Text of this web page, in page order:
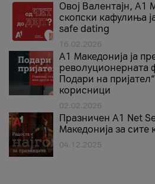
Овој Валентајн, A1
скопски кафулиња
safe dating
16.02.2026
А1 Македонија ја
револуционерната
Подари на
корисници
02.02.2026
Празничен A1 Net
Македонија за сите
04.12.2025